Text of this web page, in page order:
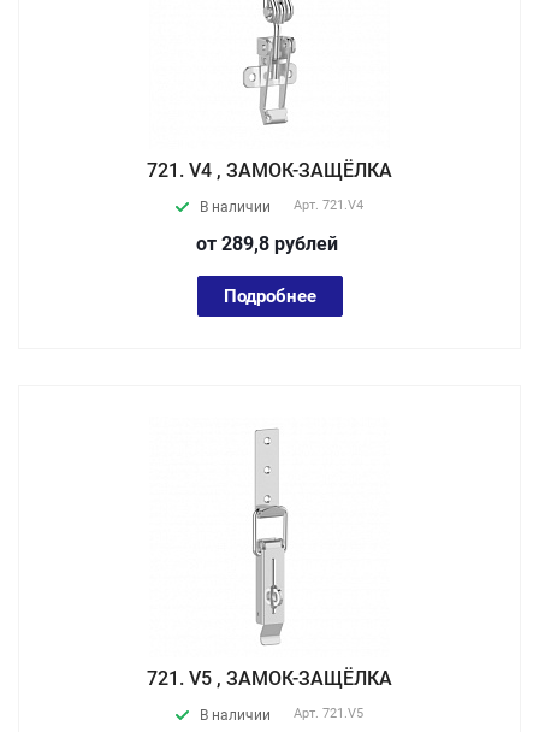
721. V4 , ЗАМОК-ЗАЩЁЛКА
В наличии Арт. 721.V4
от 289,8 рублей
Подробнее
721. V5 , ЗАМОК-ЗАЩЁЛКА
В наличии Арт. 721.V5